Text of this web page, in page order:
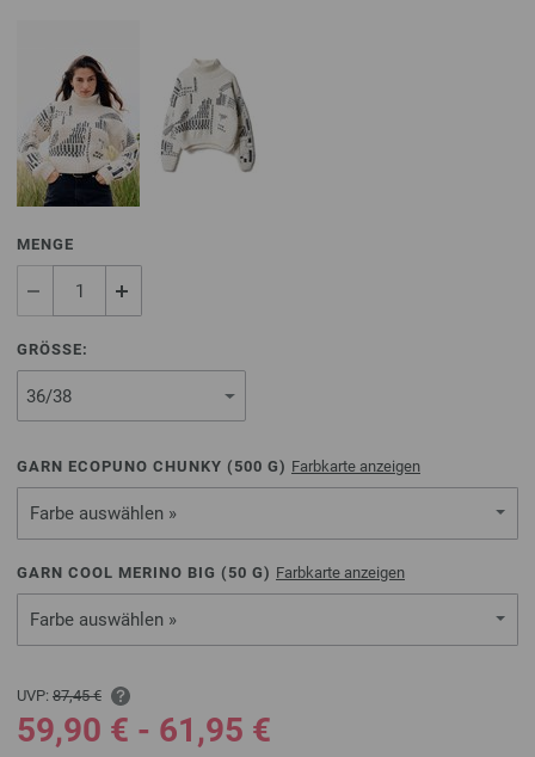
MENGE
GRÖSSE:
GARN ECOPUNO CHUNKY ( 500 G) Farbkarte anzeigen
Farbe auswählen »
GARN COOL MERINO BIG ( 50 G) Farbkarte anzeigen
Farbe auswählen »
UVP: 87,45 €
59,90 € - 61,95 €